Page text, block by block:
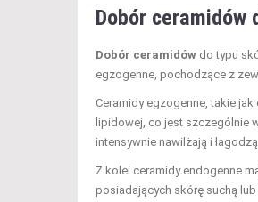
Dobór ceramidów
Dobór ceramidów do typu
egzogenne, pochodzące z
Ceramidy egzogenne, takie
lipidowej, co jest szczególnie
intensywnie nawilżają i
Z kolei ceramidy endogenne
posiadających skórę suchą